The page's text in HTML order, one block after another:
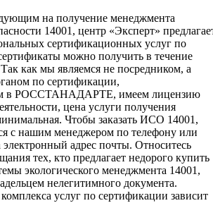
на получение менеджмента
14001, центр «Эксперт»
сертификационных услуг по
можно получить в течение
как мы являемся не посредником, а
по сертификации,
в РОССТАНАДАРТЕ, имеем лицензию
цена услуги получения
Чтобы заказать ИСО 14001,
с нашим менеджером по телефону или
электронный адрес почты. Относитесь
тех, кто предлагает недорого купить
экологического менеджмента 14001,
нелегитимного документа.
услуг по сертификации зависит